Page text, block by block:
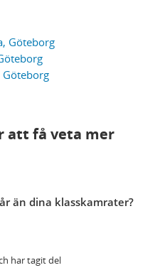
Göteborg
Göteborg
att få veta mer
än dina klasskamrater?
har tagit del